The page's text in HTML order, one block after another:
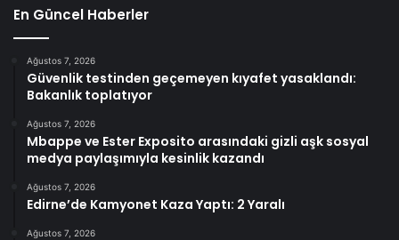
En Güncel Haberler
Ağustos 7, 2026
Güvenlik testinden geçemeyen kıyafet yasaklandı:
Bakanlık toplatıyor
Ağustos 7, 2026
Mbappe ve Ester Exposito arasındaki gizli aşk sosyal
medya paylaşımıyla kesinlik kazandı
Ağustos 7, 2026
Edirne’de Kamyonet Kaza Yaptı: 2 Yaralı
Ağustos 7, 2026